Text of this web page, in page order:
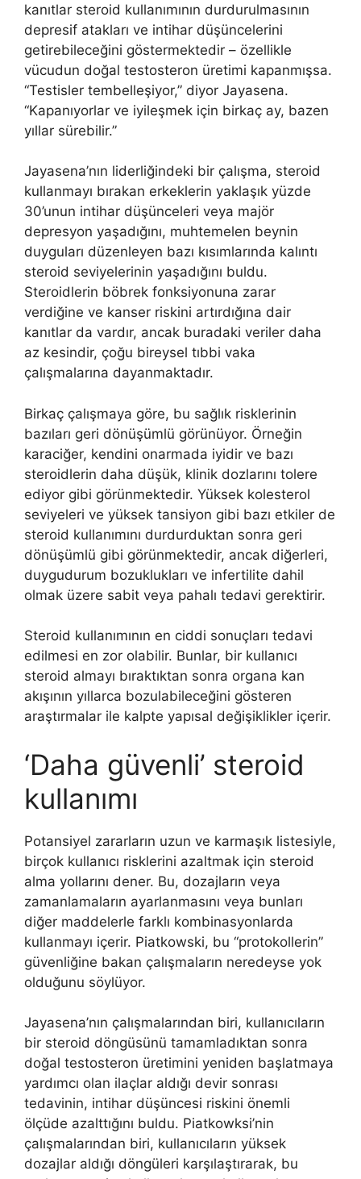
kanıtlar steroid kullanımının durdurulmasının
depresif atakları ve intihar düşüncelerini
getirebileceğini göstermektedir – özellikle
vücudun doğal testosteron üretimi kapanmışsa.
“Testisler tembelleşiyor,” diyor Jayasena.
“Kapanıyorlar ve iyileşmek için birkaç ay, bazen
yıllar sürebilir.”
Jayasena’nın liderliğindeki bir çalışma, steroid
kullanmayı bırakan erkeklerin yaklaşık yüzde
30’unun intihar düşünceleri veya majör
depresyon yaşadığını, muhtemelen beynin
duyguları düzenleyen bazı kısımlarında kalıntı
steroid seviyelerinin yaşadığını buldu.
Steroidlerin böbrek fonksiyonuna zarar
verdiğine ve kanser riskini artırdığına dair
kanıtlar da vardır, ancak buradaki veriler daha
az kesindir, çoğu bireysel tıbbi vaka
çalışmalarına dayanmaktadır.
Birkaç çalışmaya göre, bu sağlık risklerinin
bazıları geri dönüşümlü görünüyor. Örneğin
karaciğer, kendini onarmada iyidir ve bazı
steroidlerin daha düşük, klinik dozlarını tolere
ediyor gibi görünmektedir. Yüksek kolesterol
seviyeleri ve yüksek tansiyon gibi bazı etkiler de
steroid kullanımını durdurduktan sonra geri
dönüşümlü gibi görünmektedir, ancak diğerleri,
duygudurum bozuklukları ve infertilite dahil
olmak üzere sabit veya pahalı tedavi gerektirir.
Steroid kullanımının en ciddi sonuçları tedavi
edilmesi en zor olabilir. Bunlar, bir kullanıcı
steroid almayı bıraktıktan sonra organa kan
akışının yıllarca bozulabileceğini gösteren
araştırmalar ile kalpte yapısal değişiklikler içerir.
‘Daha güvenli’ steroid
kullanımı
Potansiyel zararların uzun ve karmaşık listesiyle,
birçok kullanıcı risklerini azaltmak için steroid
alma yollarını dener. Bu, dozajların veya
zamanlamaların ayarlanmasını veya bunları
diğer maddelerle farklı kombinasyonlarda
kullanmayı içerir. Piatkowski, bu “protokollerin”
güvenliğine bakan çalışmaların neredeyse yok
olduğunu söylüyor.
Jayasena’nın çalışmalarından biri, kullanıcıların
bir steroid döngüsünü tamamladıktan sonra
doğal testosteron üretimini yeniden başlatmaya
yardımcı olan ilaçlar aldığı devir sonrası
tedavinin, intihar düşüncesi riskini önemli
ölçüde azalttığını buldu. Piatkowksi’nin
çalışmalarından biri, kullanıcıların yüksek
dozajlar aldığı döngüleri karşılaştırarak, bu